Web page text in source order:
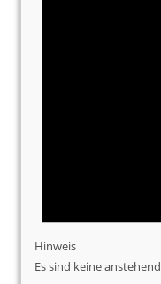
Hinweis
Es sind keine